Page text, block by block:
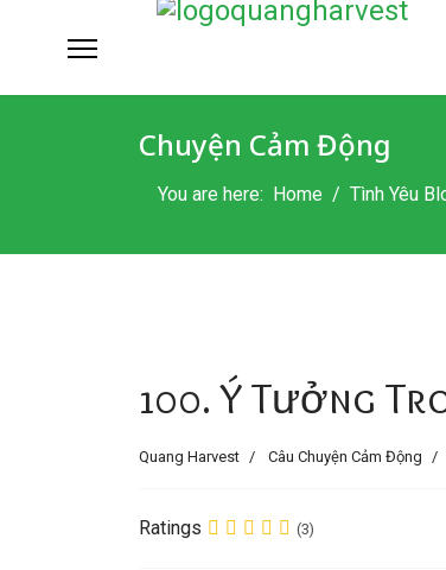
Chuyện Cảm Động
You are here: Home Tình Yêu
100. Ý Tưởng
Quang Harvest Câu Chuyện Cảm Động
Ratings (3)